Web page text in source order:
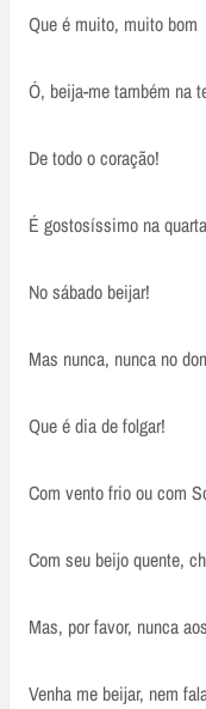
Que é muito, muito bom
Ó, beija-me também na
De todo o coração!
É gostosíssimo na
No sábado beijar!
Mas nunca, nunca no
Que é dia de folgar!
Com vento frio ou com
Com seu beijo quente,
Mas, por favor, nunca
Venha me beijar, nem